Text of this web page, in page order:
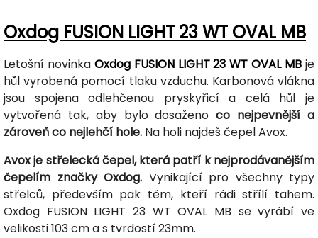
Oxdog FUSION LIGHT 23 WT OVAL MB
Letošní novinka Oxdog FUSION LIGHT 23 WT OVAL MB je
hůl vyrobená pomocí tlaku vzduchu. Karbonová vlákna
jsou spojena odlehčenou pryskyřicí a celá hůl je
vytvořená tak, aby bylo dosaženoco nejpevnější a
zároveň co nejlehčí hole. Na holi najdeš čepel Avox.
Avox je střelecká čepel, která patří k nejprodávanějším
čepelím značky Oxdog. Vynikající pro všechny typy
střelců, především pak těm, kteří rádi střílí tahem.
Oxdog FUSION LIGHT 23 WT OVAL MB se vyrábí ve
velikosti 103 cm a s tvrdostí 23mm.